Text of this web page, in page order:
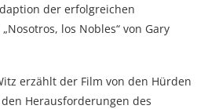
der erfolgreichen
los Nobles“ von Gary
erzählt der Film von den Hürden
Herausforderungen des